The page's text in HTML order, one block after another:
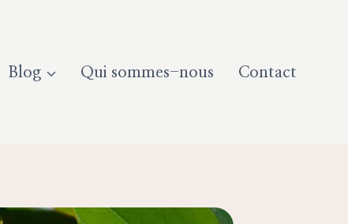
Blog
Qui sommes-nous Contact